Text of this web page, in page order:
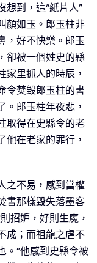
想到，這“紙片人”
顏如玉。郎玉柱非
，好不快樂。郎玉
卻被一個姓史的縣
家里抓人的時辰，
令焚毀郎玉柱的書
。郎玉柱年夜悲，
取得在史縣令的老
他在老家的罪行，
之不易，感到當權
書那樣毀失落墨客
招妒，好則生魔，
成；而祖龍之虐不
。”他感到史縣令被